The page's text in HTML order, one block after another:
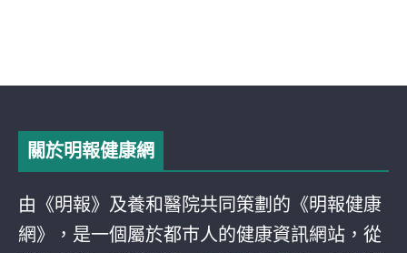
關於明報健康網
由《明報》及養和醫院共同策劃的《明報健康
網》，是一個屬於都巿人的健康資訊網站，從